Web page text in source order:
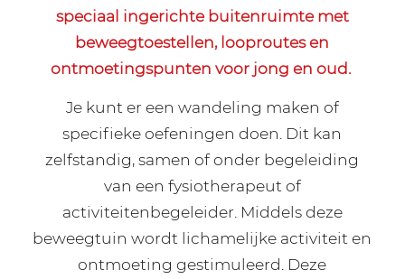
speciaal ingerichte buitenruimte met
beweegtoestellen, looproutes en
ontmoetingspunten voor jong en oud.
Je kunt er een wandeling maken of
specifieke oefeningen doen. Dit kan
zelfstandig, samen of onder begeleiding
van een fysiotherapeut of
activiteitenbegeleider. Middels deze
beweegtuin wordt lichamelijke activiteit en
ontmoeting gestimuleerd. Deze